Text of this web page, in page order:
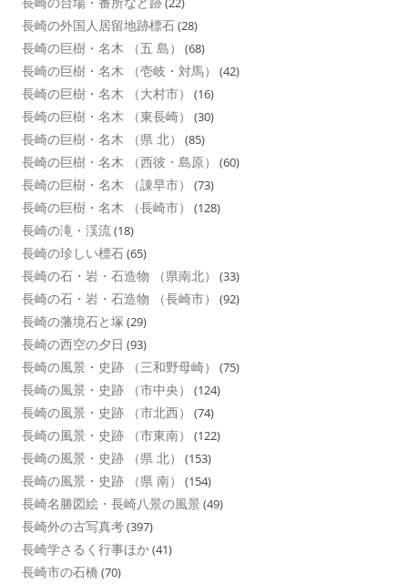
長崎の外国人居留地跡標石(28)
長崎の巨樹・名木 （五 島） (68)
長崎の巨樹・名木 （壱岐・対馬） (42)
長崎の巨樹・名木 （大村市） (16)
長崎の巨樹・名木 （東長崎） (30)
長崎の巨樹・名木 （県 北） (85)
長崎の巨樹・名木 （西彼・島原） (60)
長崎の巨樹・名木 （諌早市） (73)
長崎の巨樹・名木 （長崎市） (128)
長崎の滝・渓流(18)
長崎の珍しい標石(65)
長崎の石・岩・石造物 （県南北） (33)
長崎の石・岩・石造物 （長崎市） (92)
長崎の藩境石と塚 (29)
長崎の西空の夕日 (93)
長崎の風景・史跡 （三和野母崎） (75)
長崎の風景・史跡 （市中央） (124)
長崎の風景・史跡 （市北西） (74)
長崎の風景・史跡 （市東南） (122)
長崎の風景・史跡 （県 北） (153)
長崎の風景・史跡 （県 南） (154)
長崎名勝図絵・長崎八景の風景 (49)
長崎外の古写真考(397)
長崎学さるく行事ほか(41)
長崎市の石橋 (70)